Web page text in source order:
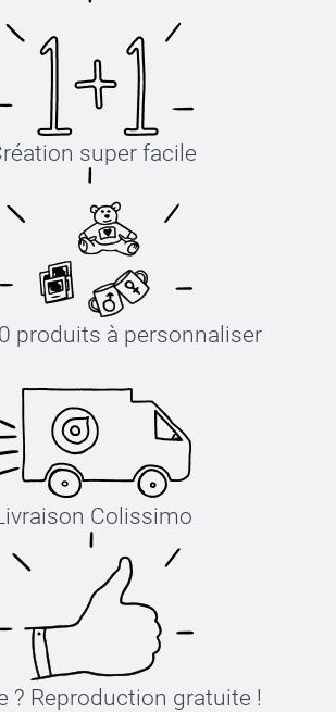
super facile
produits à personnaliser
Colissimo
? Reproduction gratuite !